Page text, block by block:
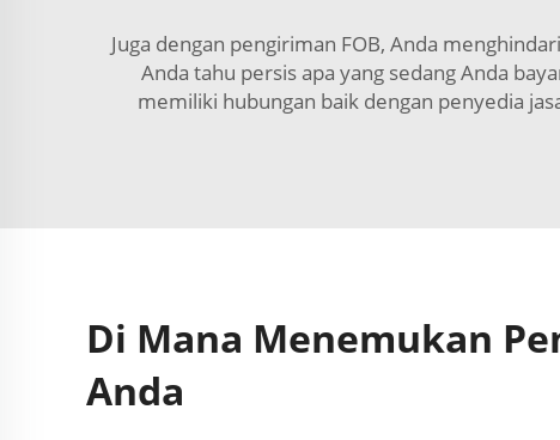
Juga dengan pengiriman FOB, Anda
Anda tahu persis apa yang sedang Anda
memiliki hubungan baik dengan penyedia
Di Mana Menemukan
Anda